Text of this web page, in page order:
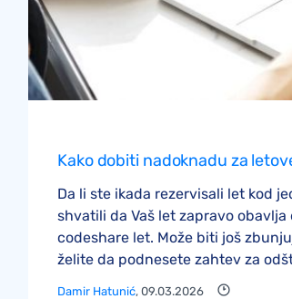
Kako dobiti nadoknadu za
Da li ste ikada rezervisali let kod
shvatili da Vaš let zapravo
codeshare let. Može biti još
želite da podnesete zahtev za
Damir Hatunić, 09.03.2026